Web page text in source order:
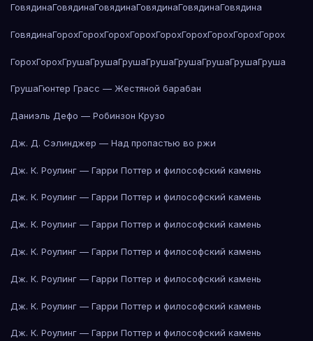
ГовядинаГовядинаГовядинаГовядинаГовядинаГовядина
ГовядинаГорохГорохГорохГорохГорохГорохГорохГорохГорох
ГорохГорохГрушаГрушаГрушаГрушаГрушаГрушаГрушаГруша
ГрушаГюнтер Грасс — Жестяной барабан
Даниэль Дефо — Робинзон Крузо
Дж. Д. Сэлинджер — Над пропастью во ржи
Дж. К. Роулинг — Гарри Поттер и философский камень
Дж. К. Роулинг — Гарри Поттер и философский камень
Дж. К. Роулинг — Гарри Поттер и философский камень
Дж. К. Роулинг — Гарри Поттер и философский камень
Дж. К. Роулинг — Гарри Поттер и философский камень
Дж. К. Роулинг — Гарри Поттер и философский камень
Дж. К. Роулинг — Гарри Поттер и философский камень